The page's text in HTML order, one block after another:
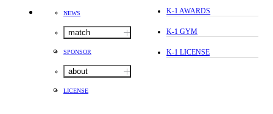
NEWS
match
SPONSOR
about
LICENSE
K-1 AWARDS
K-1 GYM
K-1 LICENSE